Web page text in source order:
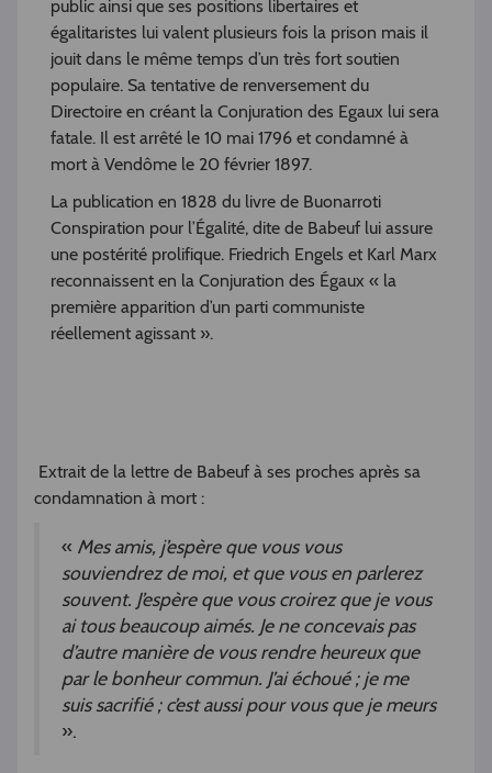
public ainsi que ses positions libertaires et
égalitaristes lui valent plusieurs fois la prison mais il
jouit dans le même temps d’un très fort soutien
populaire. Sa tentative de renversement du
Directoire en créant la Conjuration des Egaux lui sera
fatale. Il est arrêté le 10 mai 1796 et condamné à
mort à Vendôme le 20 février 1897.
La publication en 1828 du livre de Buonarroti
Conspiration pour l’Égalité, dite de Babeuf lui assure
une postérité prolifique. Friedrich Engels et Karl Marx
reconnaissent en la Conjuration des Égaux « la
première apparition d’un parti communiste
réellement agissant ».
Extrait de la lettre de Babeuf à ses proches après sa
condamnation à mort :
« Mes amis, j’espère que vous vous
souviendrez de moi, et que vous en parlerez
souvent. J’espère que vous croirez que je vous
ai tous beaucoup aimés. Je ne concevais pas
d’autre manière de vous rendre heureux que
par le bonheur commun. J’ai échoué ; je me
suis sacrifié ; c’est aussi pour vous que je meurs
».